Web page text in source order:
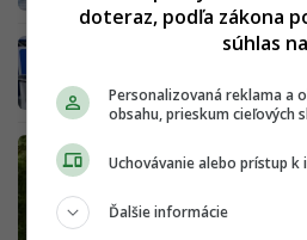
Revolučná
či Taiwan
doteraz, podľa zákona
súhlas
Personalizovaná reklama a
obsahu, prieskum cieľových
Uchovávanie alebo prístup
Ďalšie informácie